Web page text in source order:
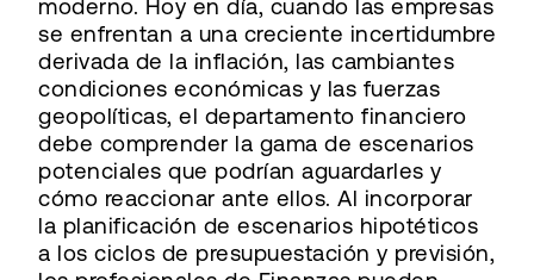
moderno. Hoy en día, cuando las empresas
se enfrentan a una creciente incertidumbre
derivada de la inflación, las cambiantes
condiciones económicas y las fuerzas
geopolíticas, el departamento financiero
debe comprender la gama de escenarios
potenciales que podrían aguardarles y
cómo reaccionar ante ellos. Al incorporar
la planificación de escenarios hipotéticos
a los ciclos de presupuestación y previsión,